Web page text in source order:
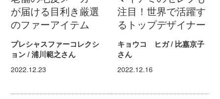
が届ける目利き厳選
のファーアイテム
プレシャスファーコレクシ
ョン / 浦川範之さん
2022.12.23
注目！世界で活躍す
るトップデザイナー
キョウコ ヒガ / 比嘉京子
さん
2022.12.16